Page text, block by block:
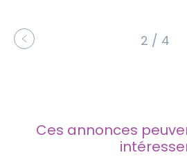
2 / 4
Ces annonces